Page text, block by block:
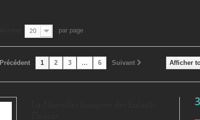
20 par page
Afficher
Précédent 1 2 3 ... 6 Suivant